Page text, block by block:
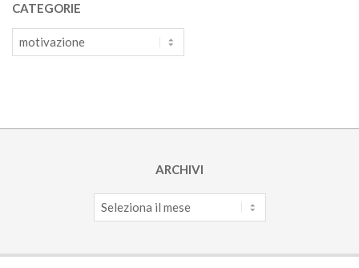
CATEGORIE
Categorie
ARCHIVI
Archivi